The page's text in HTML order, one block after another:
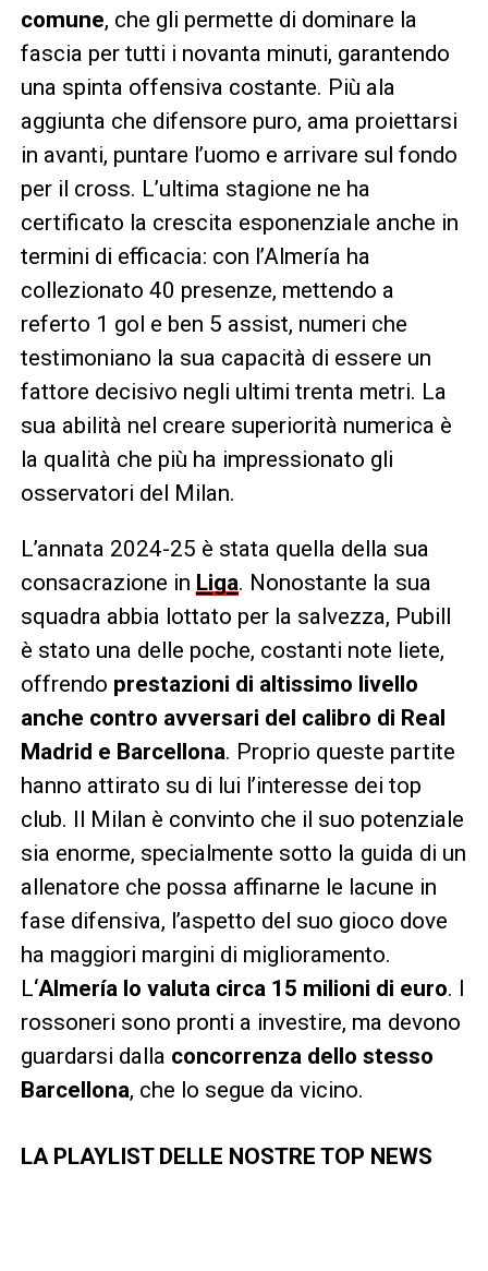
comune, che gli permette di dominare la
fascia per tutti i novanta minuti, garantendo
una spinta offensiva costante. Più ala
aggiunta che difensore puro, ama proiettarsi
in avanti, puntare l’uomo e arrivare sul fondo
per il cross. L’ultima stagione ne ha
certificato la crescita esponenziale anche in
termini di efficacia: con l’Almería ha
collezionato 40 presenze, mettendo a
referto 1 gol e ben 5 assist, numeri che
testimoniano la sua capacità di essere un
fattore decisivo negli ultimi trenta metri. La
sua abilità nel creare superiorità numerica è
la qualità che più ha impressionato gli
osservatori del Milan.
L’annata 2024-25 è stata quella della sua
consacrazione in Liga. Nonostante la sua
squadra abbia lottato per la salvezza, Pubill
è stato una delle poche, costanti note liete,
offrendo prestazioni di altissimo livello
anche contro avversari del calibro di Real
Madrid e Barcellona. Proprio queste partite
hanno attirato su di lui l’interesse dei top
club. Il Milan è convinto che il suo potenziale
sia enorme, specialmente sotto la guida di un
allenatore che possa affinarne le lacune in
fase difensiva, l’aspetto del suo gioco dove
ha maggiori margini di miglioramento.
L‘Almería lo valuta circa 15 milioni di euro. I
rossoneri sono pronti a investire, ma devono
guardarsi dalla concorrenza dello stesso
Barcellona, che lo segue da vicino.
LA PLAYLIST DELLE NOSTRE TOP NEWS